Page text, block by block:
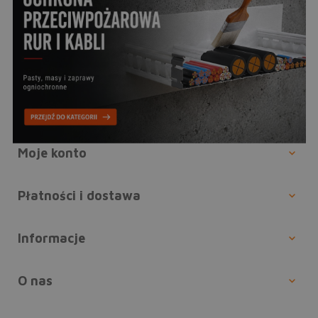
Moje konto
Płatności i dostawa
Informacje
O nas